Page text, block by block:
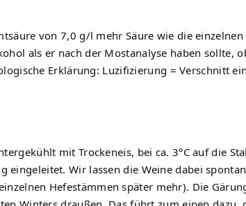
von 7,0 g/l mehr Säure wie die einzelnen
als er nach der Mostanalyse haben sollte,
Erklärung: Luzifizierung = Verschnitt
mit Trockeneis, bei ca. 3°C auf die
eingeleitet. Wir lassen die Weine dabei
Hefestämmen später mehr). Die